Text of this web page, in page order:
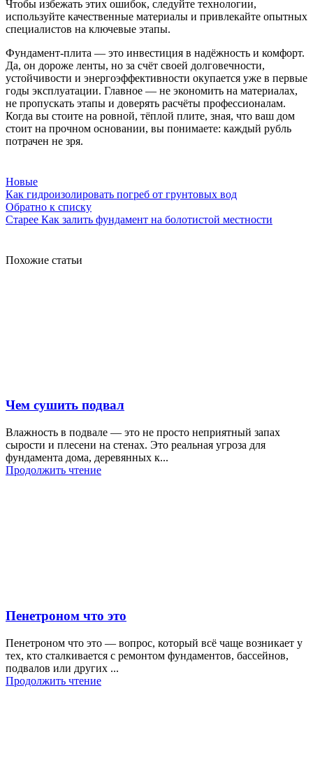
Чтобы избежать этих ошибок, следуйте технологии,
используйте качественные материалы и привлекайте опытных
специалистов на ключевые этапы.
Фундамент-плита — это инвестиция в надёжность и комфорт.
Да, он дороже ленты, но за счёт своей долговечности,
устойчивости и энергоэффективности окупается уже в первые
годы эксплуатации. Главное — не экономить на материалах,
не пропускать этапы и доверять расчёты профессионалам.
Когда вы стоите на ровной, тёплой плите, зная, что ваш дом
стоит на прочном основании, вы понимаете: каждый рубль
потрачен не зря.
Новые
Как гидроизолировать погреб от грунтовых вод
Обратно к списку
Старее Как залить фундамент на болотистой местности
Похожие статьи
Чем сушить подвал
Влажность в подвале — это не просто неприятный запах
сырости и плесени на стенах. Это реальная угроза для
фундамента дома, деревянных к...
Продолжить чтение
Пенетроном что это
Пенетроном что это — вопрос, который всё чаще возникает у
тех, кто сталкивается с ремонтом фундаментов, бассейнов,
подвалов или других ...
Продолжить чтение